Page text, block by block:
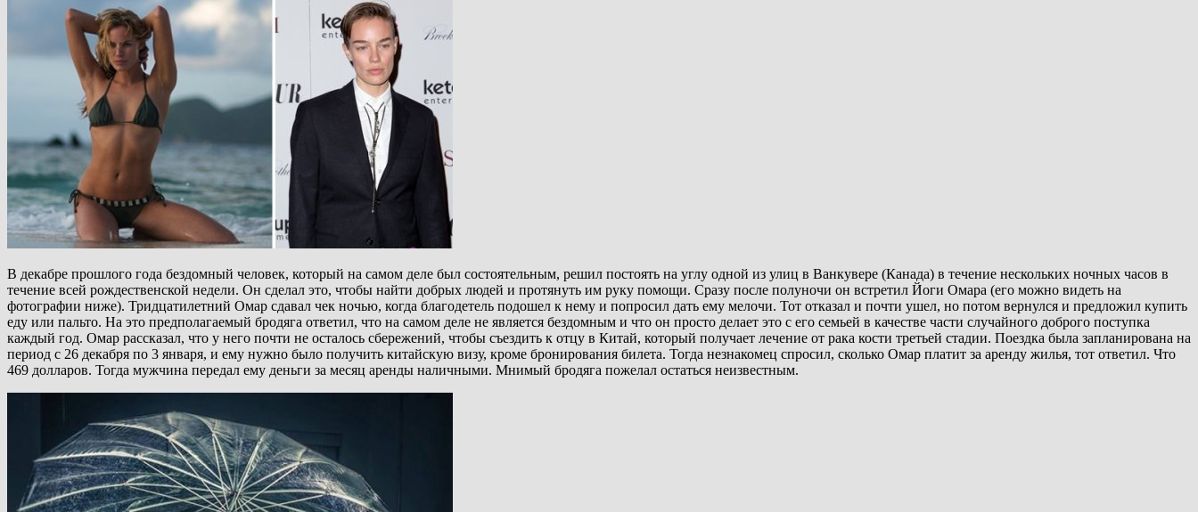
В декабре прошлого года бездомный человек, который на самом деле был состоятельным, решил постоять на углу одной из улиц в Ванкувере (Канада) в течение нескольких ночных часов в
течение всей рождественской недели. Он сделал это, чтобы найти добрых людей и протянуть им руку помощи. Сразу после полуночи он встретил Йоги Омара (его можно видеть на
фотографии ниже). Тридцатилетний Омар сдавал чек ночью, когда благодетель подошел к нему и попросил дать ему мелочи. Тот отказал и почти ушел, но потом вернулся и предложил купить
еду или пальто. На это предполагаемый бродяга ответил, что на самом деле не является бездомным и что он просто делает это с его семьей в качестве части случайного доброго поступка
каждый год. Омар рассказал, что у него почти не осталось сбережений, чтобы съездить к отцу в Китай, который получает лечение от рака кости третьей стадии. Поездка была запланирована на
период с 26 декабря по 3 января, и ему нужно было получить китайскую визу, кроме бронирования билета. Тогда незнакомец спросил, сколько Омар платит за аренду жилья, тот ответил. Что
469 долларов. Тогда мужчина передал ему деньги за месяц аренды наличными. Мнимый бродяга пожелал остаться неизвестным.